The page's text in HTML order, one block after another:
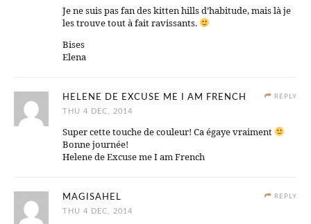
Je ne suis pas fan des kitten hills d’habitude, mais là je
les trouve tout à fait ravissants.
Bises
Elena
REPLY
HELENE DE EXCUSE ME I AM FRENCH
THU 4 DEC, 2014
Super cette touche de couleur! Ca égaye vraiment
Bonne journée!
Helene de Excuse me I am French
REPLY
MAGISAHEL
THU 4 DEC, 2014